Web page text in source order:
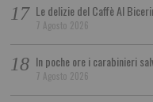
Le delizie del Caffè Al
7 Agosto 2026
In poche ore i carabinieri
7 Agosto 2026